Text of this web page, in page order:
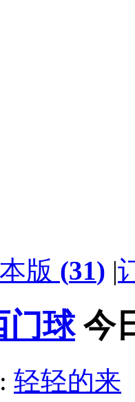
版 (31) |
门球 今
轻轻的来